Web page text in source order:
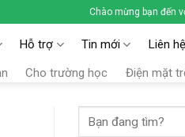
Chào mừng bạn đến
Hỗ trợ Tin mới Liên hệ
Cho trường học Điện mặt